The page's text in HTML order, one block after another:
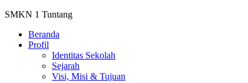
SMKN 1 Tuntang
Beranda
Profil
Identitas Sekolah
Sejarah
Visi, Misi & Tujuan